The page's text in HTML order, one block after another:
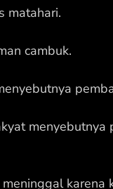
matahari.
cambuk.
menyebutnya
karena